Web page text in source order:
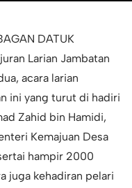
DATUK
Larian Jambatan
acara larian
ini yang turut di hadiri
Zahid bin Hamidi,
Kemajuan Desa
hampir 2000
juga kehadiran pelari